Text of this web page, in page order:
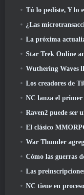
Tú lo pediste, Y lo estás
¿Las microtransacciones
La próxima actualización de
Star Trek Online anuncia el
Wuthering Waves
Los creadores de Tibia anuncian una
NC lanza el primer Aion global
Raven2 puede ser una
El clásico
War Thunder agrega misiles
Cómo las guerras de
Las preinscripciones ya
NC tiene en proceso un juego de